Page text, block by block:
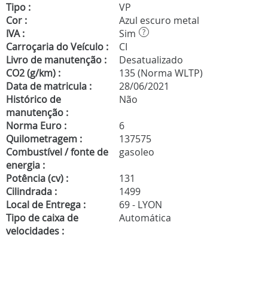
Tipo :
VP
Cor :
Azul escuro metal
IVA :
Sim ?
Carroçaria do Veículo :
CI
Livro de manutenção :
Desatualizado
CO2 (g/km) :
135 (Norma WLTP)
Data de matricula :
28/06/2021
Histórico de
manutenção :
Não
Norma Euro :
6
Quilometragem :
137575
Combustível / fonte de
energia :
gasoleo
Potência (cv) :
131
Cilindrada :
1499
Local de Entrega :
69 - LYON
Tipo de caixa de
velocidades :
Automática